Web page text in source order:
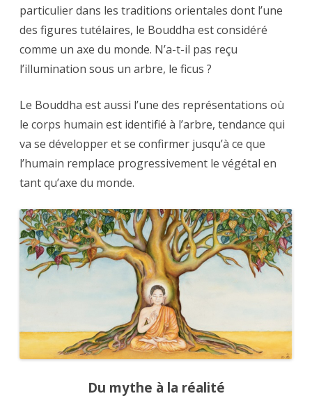
particulier dans les traditions orientales dont l’une
des figures tutélaires, le Bouddha est considéré
comme un axe du monde. N’a-t-il pas reçu
l’illumination sous un arbre, le ficus ?
Le Bouddha est aussi l’une des représentations où
le corps humain est identifié à l’arbre, tendance qui
va se développer et se confirmer jusqu’à ce que
l’humain remplace progressivement le végétal en
tant qu’axe du monde.
Du mythe à la réalité